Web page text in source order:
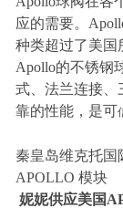
应的需要。
种类超过了美国
Apollo的不锈钢
式、法兰连接、
靠的性能，是可
秦皇岛维克托国
APOLLO 模块
妮妮供应美国